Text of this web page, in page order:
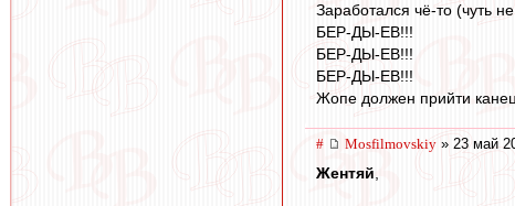
Заработался чё-то (чуть
БЕР-ДЫ-ЕВ!!!
БЕР-ДЫ-ЕВ!!!
БЕР-ДЫ-ЕВ!!!
Жопе должен прийти
# Mosfilmovskiy » 23 май
Жентяй